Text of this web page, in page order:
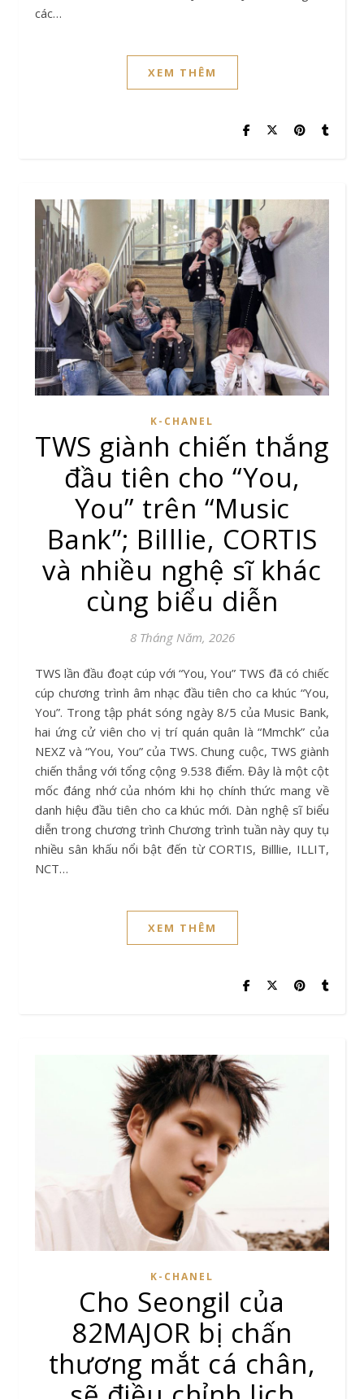
các…
XEM THÊM
K-CHANEL
TWS giành chiến thắng
đầu tiên cho “You,
You” trên “Music
Bank”; Billlie, CORTIS
và nhiều nghệ sĩ khác
cùng biểu diễn
8 Tháng Năm, 2026
TWS lần đầu đoạt cúp với “You, You” TWS đã có chiếc
cúp chương trình âm nhạc đầu tiên cho ca khúc “You,
You”. Trong tập phát sóng ngày 8/5 của Music Bank,
hai ứng cử viên cho vị trí quán quân là “Mmchk” của
NEXZ và “You, You” của TWS. Chung cuộc, TWS giành
chiến thắng với tổng cộng 9.538 điểm. Đây là một cột
mốc đáng nhớ của nhóm khi họ chính thức mang về
danh hiệu đầu tiên cho ca khúc mới. Dàn nghệ sĩ biểu
diễn trong chương trình Chương trình tuần này quy tụ
nhiều sân khấu nổi bật đến từ CORTIS, Billlie, ILLIT,
NCT…
XEM THÊM
K-CHANEL
Cho Seongil của
82MAJOR bị chấn
thương mắt cá chân,